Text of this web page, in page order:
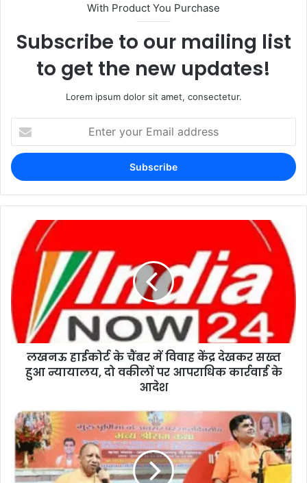
With Product You Purchase
Subscribe to our mailing list
to get the new updates!
Lorem ipsum dolor sit amet, consectetur.
लखनऊ हाईकोर्ट के चैंबर में विवाह केंद्र देखकर सख्त
हुआ न्यायालय, दो वकीलों पर आपराधिक कार्रवाई के
आदेश